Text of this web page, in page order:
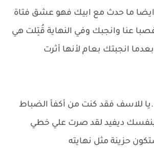
ما حدث مع ابيك فهو عشق فتاة
عنا وانجبك وفي النهاية قُتِلت هي
انجبتك بعام لأنها أثرت
للاسف فقد كنت من أكفأ الضباط
ديفيد لقد صرت علي خطي
حزينة مثل نهايته